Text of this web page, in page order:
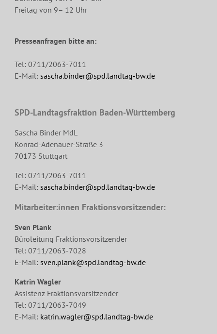
Freitag von 9– 12 Uhr
Presseanfragen bitte an:
Tel: 0711/2063-7011
E-Mail: sascha.binder@spd.landtag-bw.de
SPD-Landtagsfraktion Baden-Württemberg
Sascha Binder MdL
Konrad-Adenauer-Straße 3
70173 Stuttgart
Tel: 0711/2063-7011
E-Mail: sascha.binder@spd.landtag-bw.de
Mitarbeiter:innen Fraktionsvorsitzender:
Sven Plank
Büroleitung Fraktionsvorsitzender
Tel: 0711/2063-7028
E-Mail: sven.plank@spd.landtag-bw.de
Katrin Wagler
Assistenz Fraktionsvorsitzender
Tel: 0711/2063-7049
E-Mail: katrin.wagler@spd.landtag-bw.de